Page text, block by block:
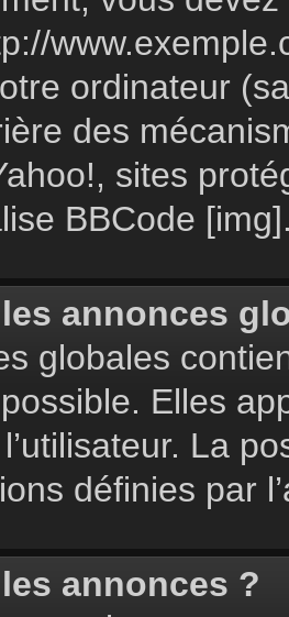
ordinateur
des
sites
BBCode
annonces
globales
Elles
La
définies par
annonces ?